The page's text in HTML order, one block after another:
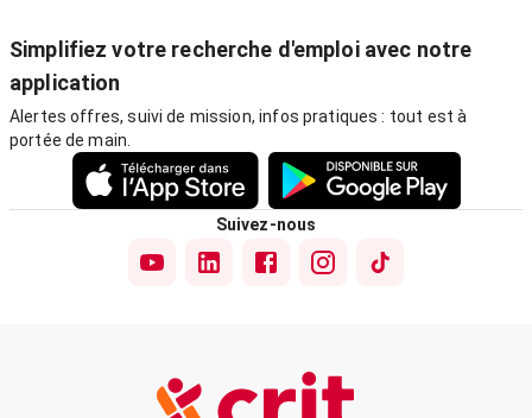
Simplifiez votre recherche d'emploi avec notre
application
Alertes offres, suivi de mission, infos pratiques : tout est à
portée de main.
Suivez-nous